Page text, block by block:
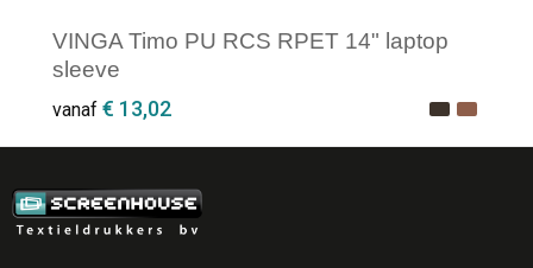
VINGA Timo PU RCS RPET 14" laptop
sleeve
vanaf € 13,02
Minimale afname: 1